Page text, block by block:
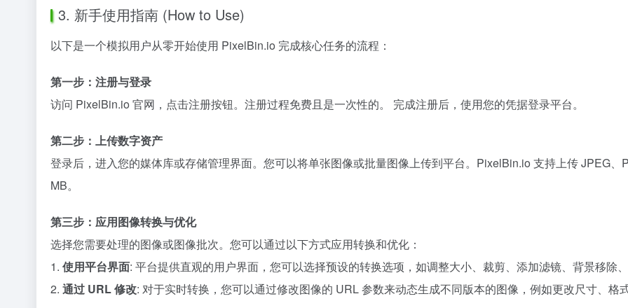
3. 新手使用指南 (How to Use)
以下是一个模拟用户从零开始使用 PixelBin.io 完成核心任务的流程：
第一步：注册与登录
访问 PixelBin.io 官网，点击注册按钮。注册过程免费且是一次性的。 完成注册后，使用您的凭据登录平台。
第二步：上传数字资产
登录后，进入您的媒体库或存储管理界面。您可以将单张图像或批量图像上传到平台。PixelBin.io 支持上传 JPEG
MB。
第三步：应用图像转换与优化
选择您需要处理的图像或图像批次。您可以通过以下方式应用转换和优化：
1. 使用平台界面: 平台提供直观的用户界面，您可以选择预设的转换选项，如调整大小、裁剪、添加滤镜、背景移除
2. 通过 URL 修改: 对于实时转换，您可以通过修改图像的 URL 参数来动态生成不同版本的图像，例如更改尺寸、格